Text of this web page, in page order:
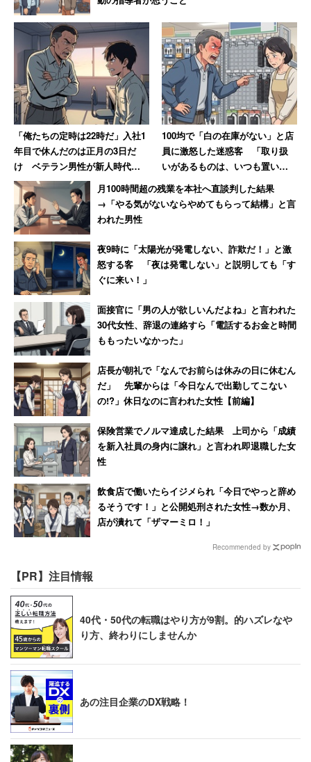
「俺たちの定時は22時だ」入社1
年目で休んだのは正月の3日だ
け ベテラン男性が新人時代に
目撃した“退職ドミノ”の現場
【前編】
100均で「白の在庫がない」と店
員に激怒した迷惑客 「取り扱
いがあるものは、いつも置いと
け」と主張 → 後日「近所で有名
なクレーマー」と判明
月100時間超の残業を本社へ直談判した結果
→「やる気がないならやめてもらって結構」と言
われた男性
夜9時に「太陽光が発電しない、詐欺だ！」と激
怒する客 「夜は発電しない」と説明しても「す
ぐに来い！」
面接官に「男の人が欲しいんだよね」と言われた
30代女性、辞退の連絡すら「電話するお金と時間
ももったいなかった」
店長が朝礼で「なんでお前らは休みの日に休むん
だ」 先輩からは「今日なんで出勤してこない
の!?」休日なのに言われた女性【前編】
保険営業でノルマ達成した結果 上司から「成績
を新入社員の身内に譲れ」と言われ即退職した女
性
飲食店で働いたらイジメられ「今日でやっと辞め
るそうです！」と公開処刑された女性→数か月、
店が潰れて「ザマーミロ！」
Recommended by
【PR】注目情報
40代・50代の転職はやり方が9割。的ハズレなや
り方、終わりにしませんか
あの注目企業のDX戦略！